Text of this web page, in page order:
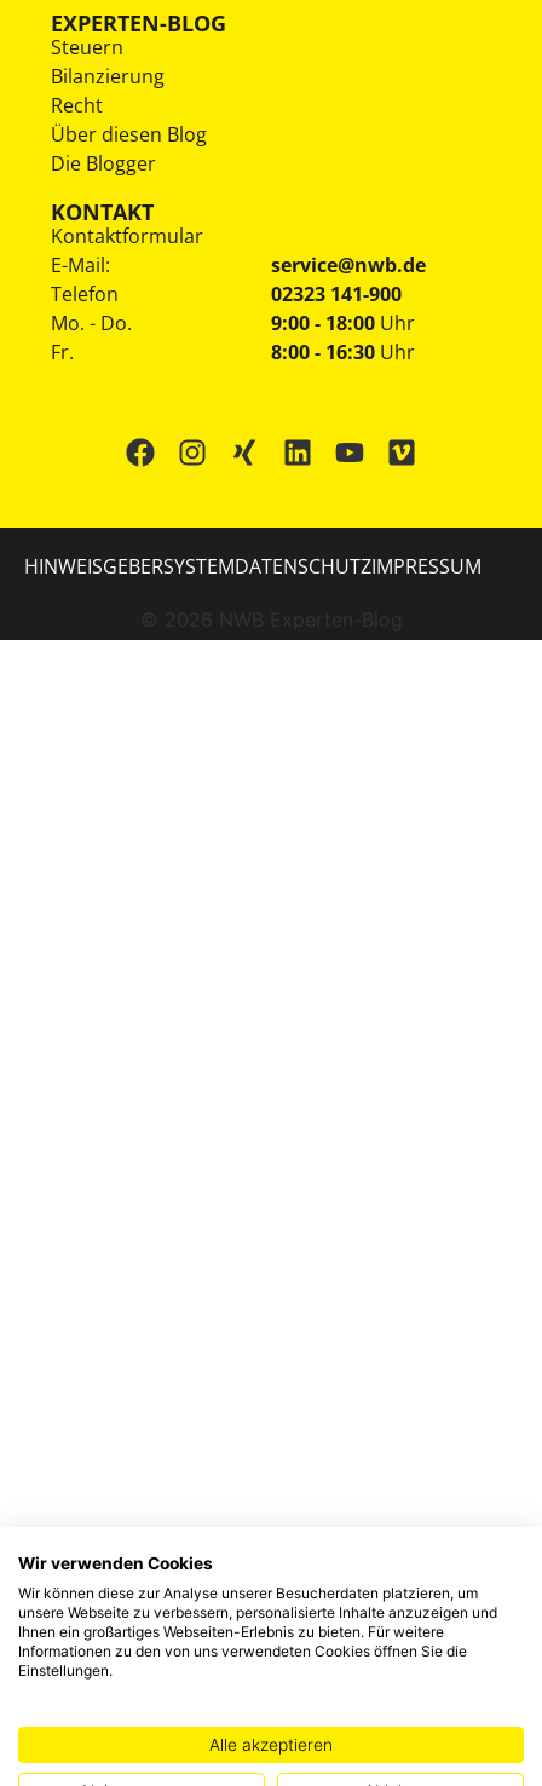
EXPERTEN-BLOG
Steuern
Bilanzierung
Recht
Über diesen Blog
Die Blogger
KONTAKT
Kontaktformular
E-Mail:
service@nwb.de
Telefon
02323 141-900
Mo. - Do.
Fr.
9:00 - 18:00 Uhr
8:00 - 16:30 Uhr
© 2026 NWB Experten-Blog
HINWEISGEBERSYSTEMDATENSCHUTZIMPRESSUM
Wir verwenden Cookies
Wir können diese zur Analyse unserer Besucherdaten platzieren, um
unsere Webseite zu verbessern, personalisierte Inhalte anzuzeigen und
Ihnen ein großartiges Webseiten-Erlebnis zu bieten. Für weitere
Informationen zu den von uns verwendeten Cookies öffnen Sie die
Einstellungen.
Alle akzeptieren